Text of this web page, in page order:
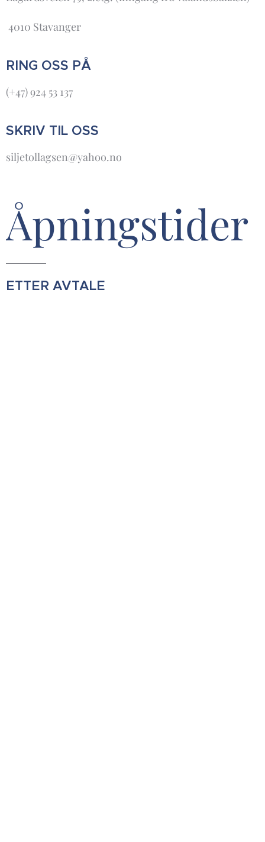
4010 Stavanger
RING OSS PÅ
(+47) 924 53 137
SKRIV TIL OSS
siljetollagsen@yahoo.no
Åpningstider
ETTER AVTALE